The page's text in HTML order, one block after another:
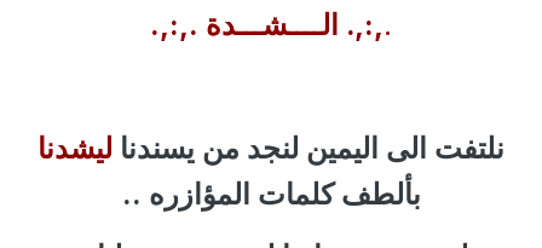
,:,. الــــشـــدة .,:,.
نلتفت الى اليمين لنجد من يسندنا ليشدنا
بألطف كلمات المؤازره ..